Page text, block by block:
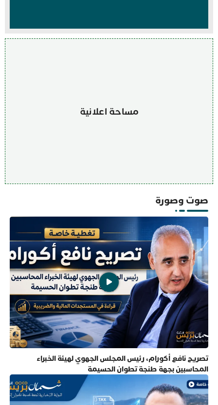
مساحة اعلانية
صوت وصورة
تصريح نافع أكورام، رئيس المجلس الجهوي لهيئة الخبراء
المحاسبين بجهة طنجة تطوان الحسيمة